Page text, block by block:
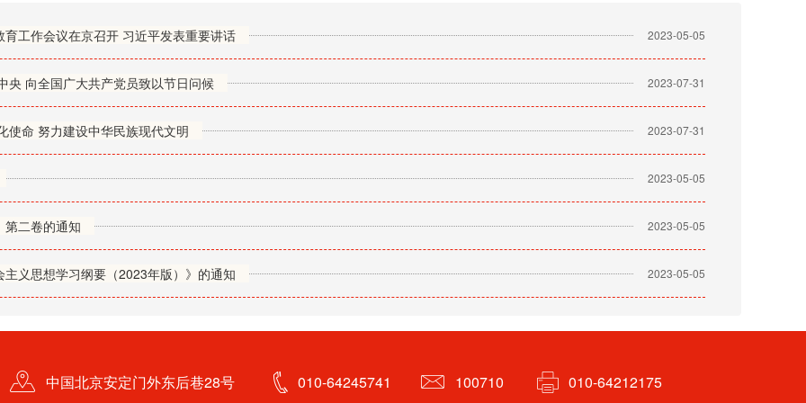
工作会议在京召开 习近平发表重要讲话 2023-05-05
央 向全国广大共产党员致以节日问候 2023-07-31
使命 努力建设中华民族现代文明 2023-07-31
2023-05-05
第二卷的通知 2023-05-05
义思想学习纲要（2023年版）》的通知 2023-05-05
中国北京安定门外东后巷28号 010-64245741 100710 010-64212175